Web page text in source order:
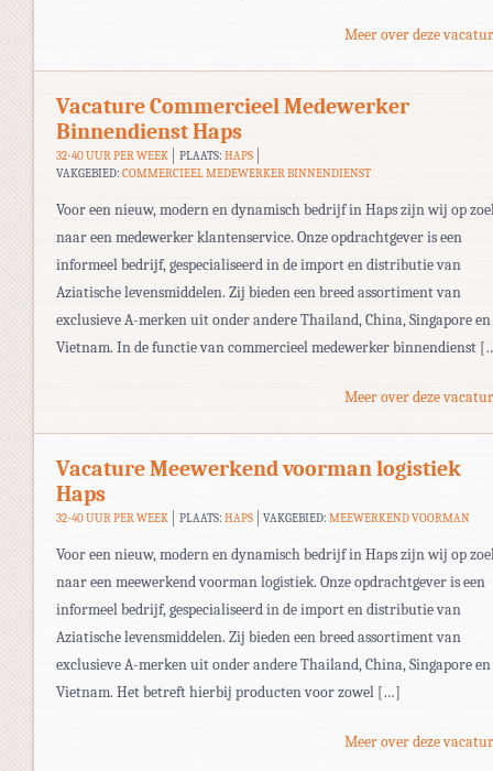
Meer over deze
Vacature Commercieel Medewerker
Binnendienst Haps
32-40 UUR PER WEEK PLAATS: HAPS
VAKGEBIED: COMMERCIEEL MEDEWERKER BINNENDIENST
Voor een nieuw, modern en dynamisch bedrijf in Haps zijn wij op
naar een medewerker klantenservice. Onze opdrachtgever is een
informeel bedrijf, gespecialiseerd in de import en distributie van
Aziatische levensmiddelen. Zij bieden een breed assortiment van
exclusieve A-merken uit onder andere Thailand, China, Singapore en
Vietnam. In de functie van commercieel medewerker binnendienst
Meer over deze
Vacature Meewerkend voorman logistiek
Haps
32-40 UUR PER WEEK PLAATS: HAPS VAKGEBIED:MEEWERKEND VOORMAN
Voor een nieuw, modern en dynamisch bedrijf in Haps zijn wij op
naar een meewerkend voorman logistiek. Onze opdrachtgever is een
informeel bedrijf, gespecialiseerd in de import en distributie van
Aziatische levensmiddelen. Zij bieden een breed assortiment van
exclusieve A-merken uit onder andere Thailand, China, Singapore en
Vietnam. Het betreft hierbij producten voor zowel […]
Meer over deze